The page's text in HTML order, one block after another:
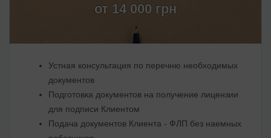
от 14 000 грн
Устная консультация по перечню необходимых
документов
Подготовка документов на получение лицензии
для подписи Клиентом
Подача документов Клиента - ФЛП без наемных